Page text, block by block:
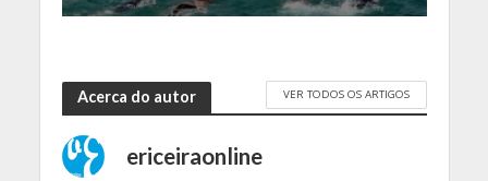
Acerca do autor VER TODOS OS ARTIGOS
ericeiraonline